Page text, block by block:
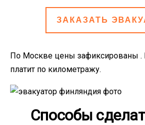
ЗАКАЗАТЬ
По Москве цены зафиксированы
платит по километражу.
Способы